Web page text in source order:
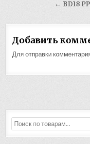
← BD18
Добавить
Для отправки
Искать: